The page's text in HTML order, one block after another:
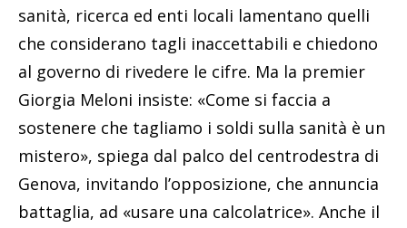
sanità, ricerca ed enti locali lamentano quelli
che considerano tagli inaccettabili e chiedono
al governo di rivedere le cifre. Ma la premier
Giorgia Meloni insiste: «Come si faccia a
sostenere che tagliamo i soldi sulla sanità è un
mistero», spiega dal palco del centrodestra di
Genova, invitando l’opposizione, che annuncia
battaglia, ad «usare una calcolatrice». Anche il